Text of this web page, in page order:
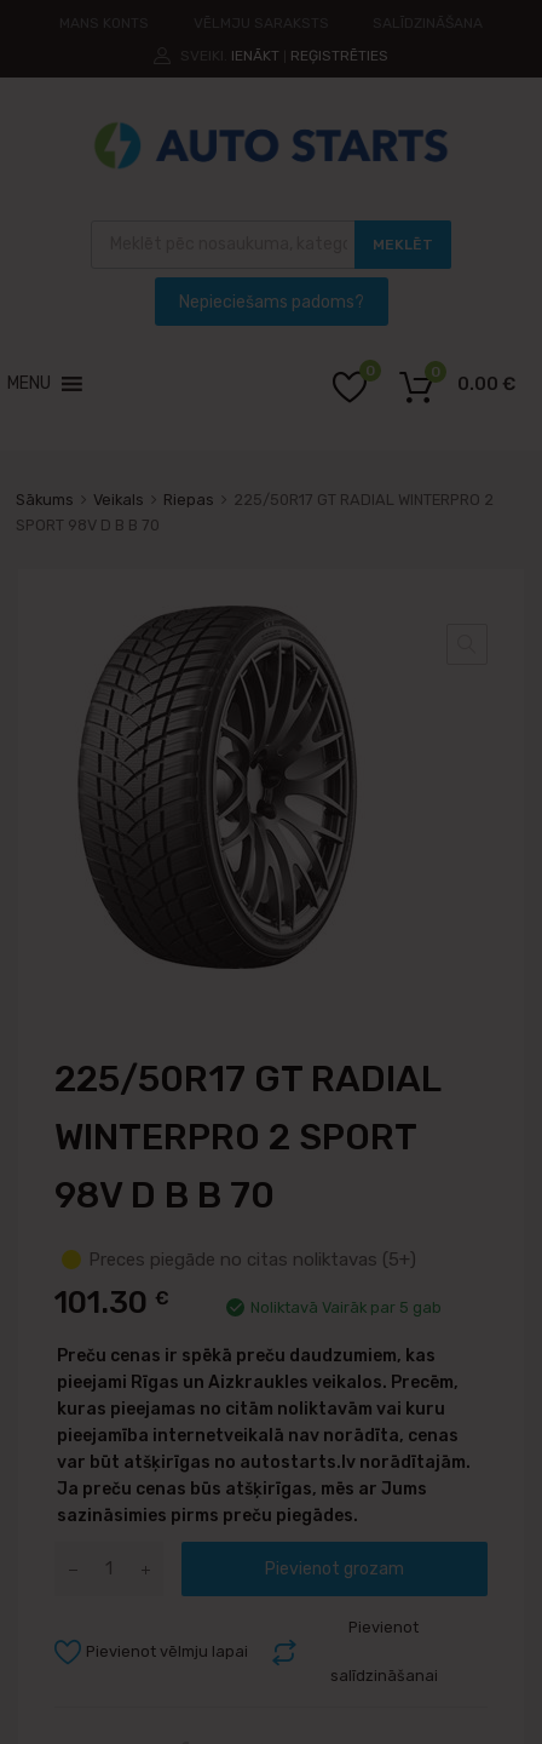
IENĀKT REĢISTRĒTIES
MEKLĒT
MENU
0
0.00 €
0
Sākums Veikals Riepas
225/50R17 GT RADIAL WINTERPRO 2
SPORT 98V D B B 70
225/50R17 GT RADIAL
WINTERPRO 2 SPORT
98V D B B 70
Preces piegāde no citas noliktavas (5+)
101.30 € Noliktavā Vairāk par 5 gab
Preču cenas ir spēkā preču daudzumiem, kas
pieejami Rīgas un Aizkraukles veikalos. Precēm,
kuras pieejamas no citām noliktavām vai kuru
pieejamība internetveikalā nav norādīta, cenas
var būt atšķirīgas no autostarts.lv norādītajām.
Ja preču cenas būs atšķirīgas, mēs ar Jums
sazināsimies pirms preču piegādes.
Pievienot grozam
Pievienot
salīdzināšanai
Pievienot vēlmju lapai